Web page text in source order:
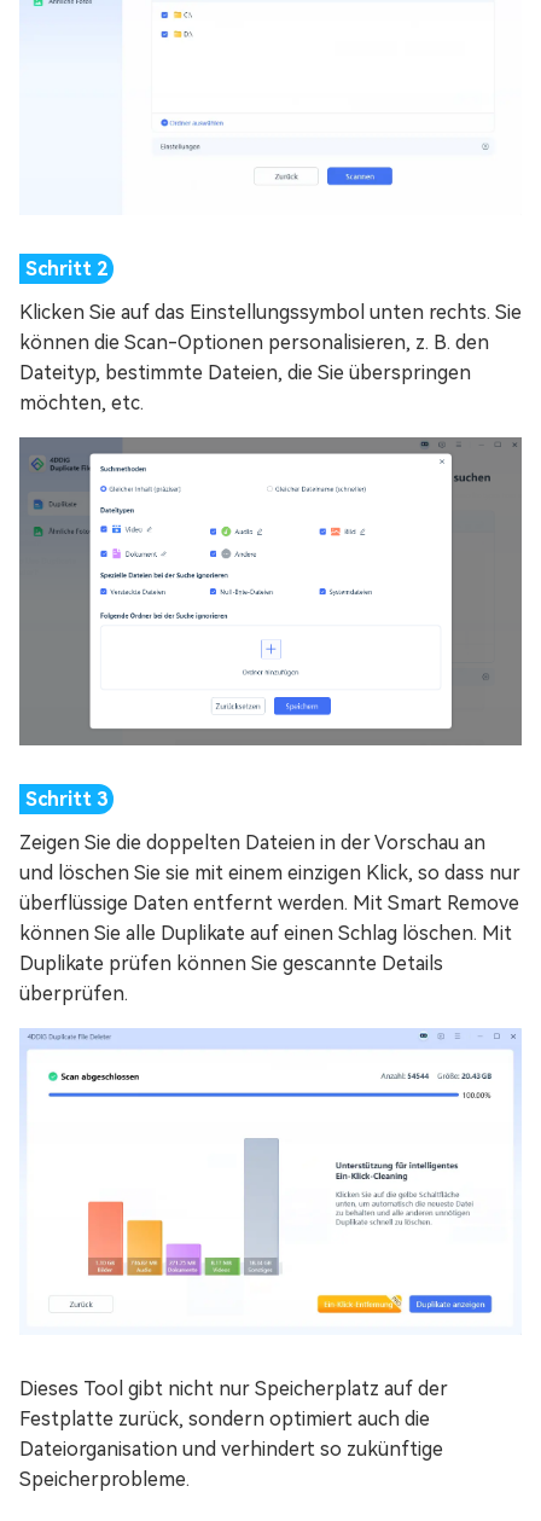
Klicken Sie auf das Einstellungssymbol unten rechts. Sie
können die Scan-Optionen personalisieren, z. B. den
Dateityp, bestimmte Dateien, die Sie überspringen
möchten, etc.
Zeigen Sie die doppelten Dateien in der Vorschau an
und löschen Sie sie mit einem einzigen Klick, so dass nur
überflüssige Daten entfernt werden. Mit Smart Remove
können Sie alle Duplikate auf einen Schlag löschen. Mit
Duplikate prüfen können Sie gescannte Details
überprüfen.
Dieses Tool gibt nicht nur Speicherplatz auf der
Festplatte zurück, sondern optimiert auch die
Dateiorganisation und verhindert so zukünftige
Speicherprobleme.